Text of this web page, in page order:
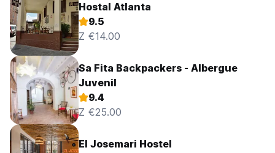
Hostal Atlanta
9.5
Z €14.00
Sa Fita Backpackers - Albergue
Juvenil
9.4
Z €25.00
El Josemari Hostel